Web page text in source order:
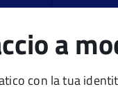
a
con la tua